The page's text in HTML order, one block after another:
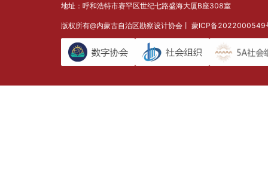
地址：呼和浩特市赛罕区世纪七路盛海大厦B座308室
版权所有@内蒙古自治区勘察设计协会丨 蒙ICP备2022000549